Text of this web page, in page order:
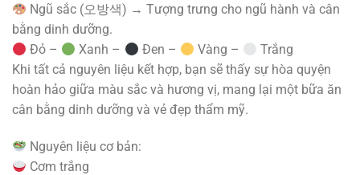
Ngũ sắc (오방색) → Tượng trưng cho ngũ hành và cân
bằng dinh dưỡng.
Đỏ –
Xanh – Đen – Vàng –
Trắng
Khi tất cả nguyên liệu kết hợp, bạn sẽ thấy sự hòa quyện
hoàn hảo giữa màu sắc và hương vị, mang lại một bữa ăn
cân bằng dinh dưỡng và vẻ đẹp thẩm mỹ.
Nguyên liệu cơ bản:
Cơm trắng